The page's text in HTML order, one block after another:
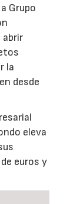
Grupo
abrir
la
desde
eleva
euros y